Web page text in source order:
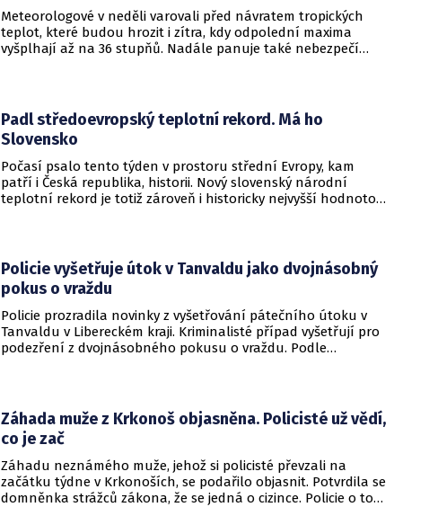
Meteorologové v neděli varovali před návratem tropických
teplot, které budou hrozit i zítra, kdy odpolední maxima
vyšplhají až na 36 stupňů. Nadále panuje také nebezpečí
Padl středoevropský teplotní rekord. Má ho
Slovensko
Počasí psalo tento týden v prostoru střední Evropy, kam
patří i Česká republika, historii. Nový slovenský národní
teplotní rekord je totiž zároveň i historicky nejvyšší hodnotou
Policie vyšetřuje útok v Tanvaldu jako dvojnásobný
pokus o vraždu
Policie prozradila novinky z vyšetřování pátečního útoku v
Tanvaldu v Libereckém kraji. Kriminalisté případ vyšetřují pro
podezření z dvojnásobného pokusu o vraždu. Podle
Záhada muže z Krkonoš objasněna. Policisté už vědí,
co je zač
Záhadu neznámého muže, jehož si policisté převzali na
začátku týdne v Krkonoších, se podařilo objasnit. Potvrdila se
domněnka strážců zákona, že se jedná o cizince. Policie o tom